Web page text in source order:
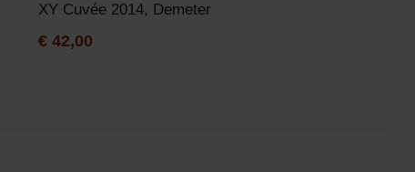
XY Cuvée 2014, Demeter
€ 42,00